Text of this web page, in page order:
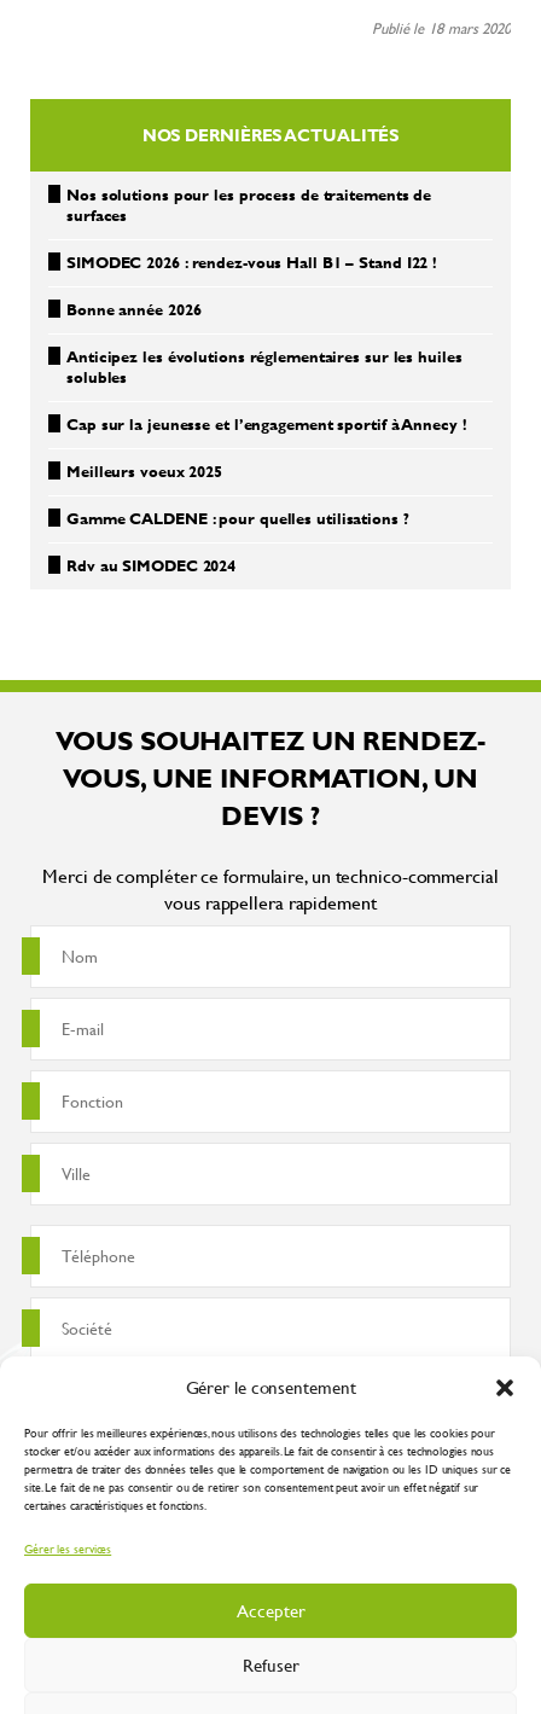
Gérer le consentement
Pour offrir les meilleures expériences, nous utilisons des technologies telles que les cookies pour
stocker et/ou accéder aux informations des appareils. Le fait de consentir à ces technologies nous
permettra de traiter des données telles que le comportement de navigation ou les ID uniques sur ce
site. Le fait de ne pas consentir ou de retirer son consentement peut avoir un effet négatif sur
certaines caractéristiques et fonctions.
Gérer les services
Accepter
Refuser
Publié le 18 mars 2020
NOS DERNIÈRES ACTUALITÉS
Nos solutions pour les process de traitements de
surfaces
SIMODEC 2026 : rendez-vous Hall B1 – Stand I22 !
Bonne année 2026
Anticipez les évolutions réglementaires sur les huiles
solubles
Cap sur la jeunesse et l’engagement sportif à Annecy !
Meilleurs voeux 2025
Gamme CALDENE : pour quelles utilisations ?
Rdv au SIMODEC 2024
VOUS SOUHAITEZ UN RENDEZ-
VOUS, UNE INFORMATION, UN
DEVIS ?
Merci de compléter ce formulaire, un technico-commercial
vous rappellera rapidement
J'accepte que ces données soient utilisées pour traiter ma demande